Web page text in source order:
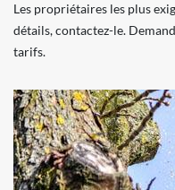
Les propriétaires les plus
détails, contactez-le.
tarifs.